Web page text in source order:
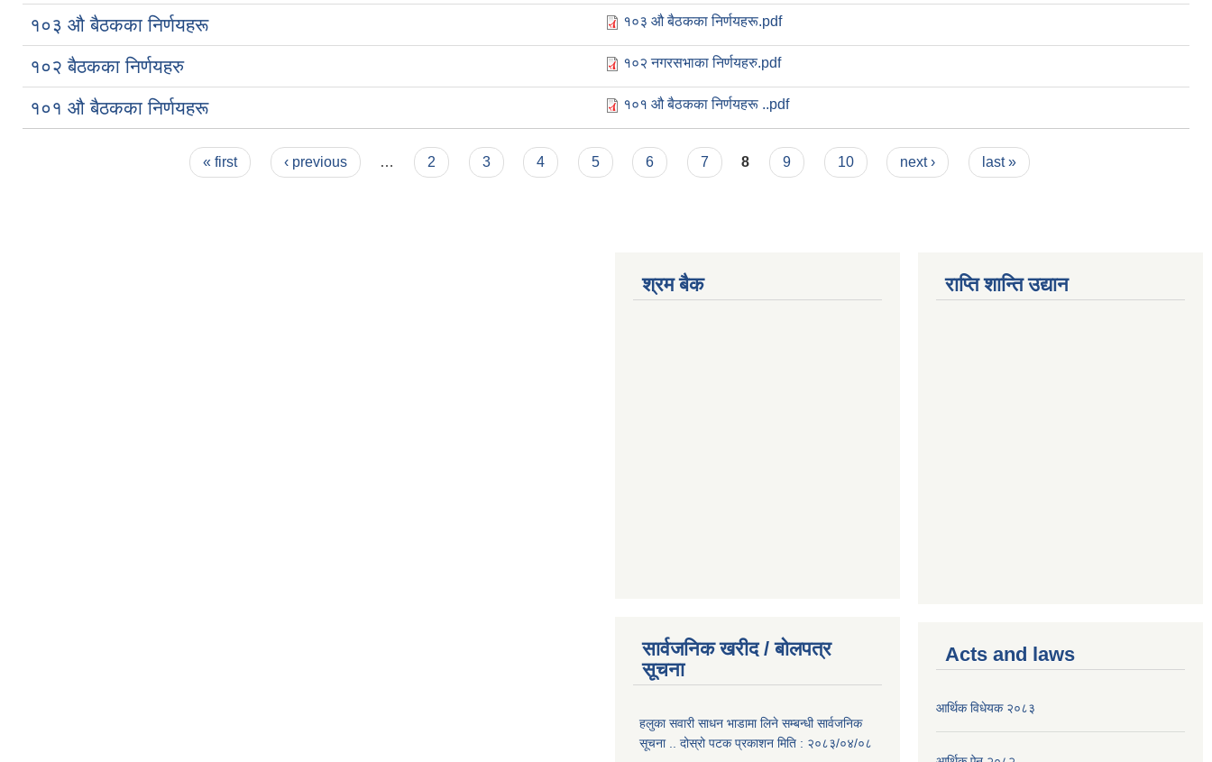
१०३ औ बैठकका निर्णयहरू १०३ औ बैठकका निर्णयहरू.pdf
१०२ बैठकका निर्णयहरु १०२ नगरसभाका निर्णयहरु.pdf
१०१ औ बैठकका निर्णयहरू १०१ औ बैठकका निर्णयहरू ..pdf
« first ‹ previous … 2 3 4 5 6 7 8 9 10 next › last »
श्रम बैक
सार्वजनिक खरीद / बोलपत्र
सूचना
हलुका सवारी साधन भाडामा लिने सम्बन्धी सार्वजनिक
सूचना .. दोस्रो पटक प्रकाशन मिति : २०८३/०४/०८
राप्ति शान्ति उद्यान
Acts and laws
आर्थिक विधेयक २०८३